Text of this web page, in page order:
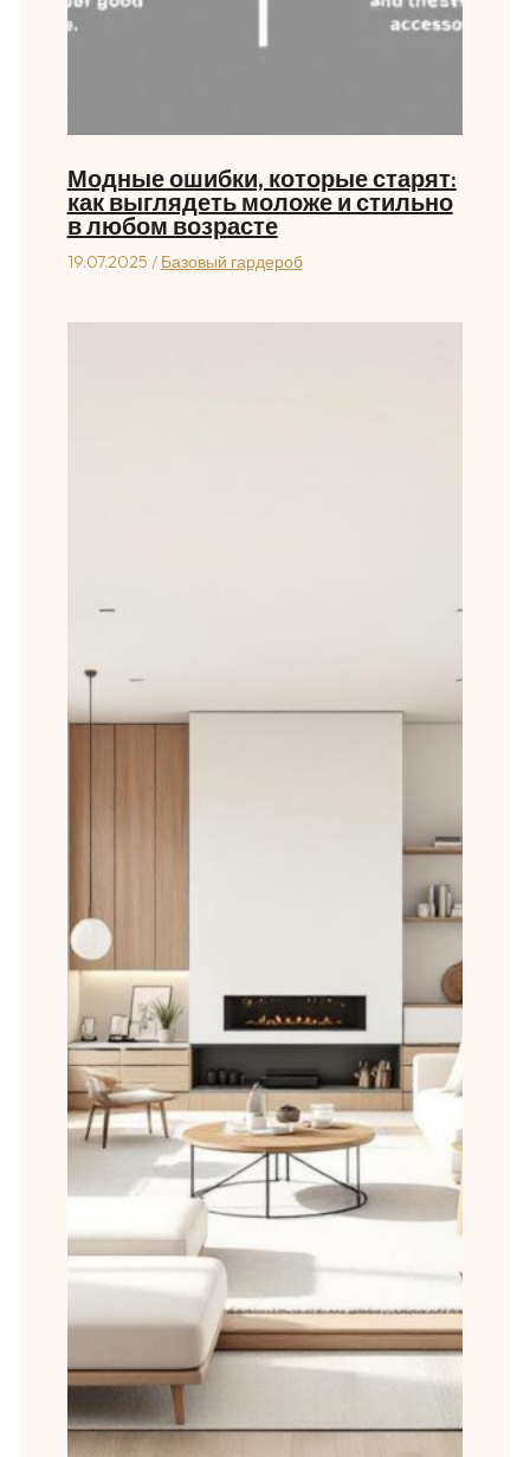
Модные ошибки, которые старят:
как выглядеть моложе и стильно
в любом возрасте
19.07.2025 / Базовый гардероб